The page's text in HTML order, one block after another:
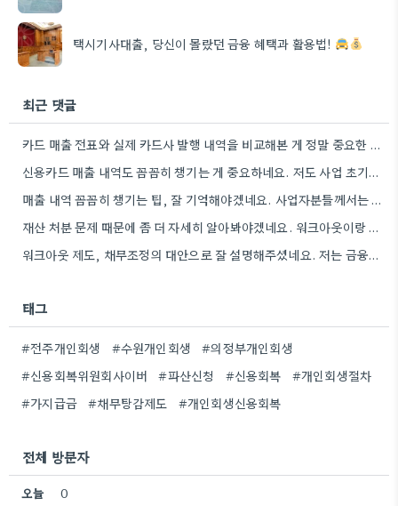
택시기사대출, 당신이 몰랐던 금융 혜택과 활용법!
최근 댓글
카드 매출 전표와 실제 카드사 발행 내역을 비교해본 게 정말 중요한 포인트였네요. 소득을 정확하게 계산하는…
신용카드 매출 내역도 꼼꼼히 챙기는 게 중요하네요. 저도 사업 초기때 비슷한 경험이 있어서, 작은 돈이라도…
매출 내역 꼼꼼히 챙기는 팁, 잘 기억해야겠네요. 사업자분들께서는 특히 세금 계산서 기록을 꼼꼼히 해야 하는…
재산 처분 문제 때문에 좀 더 자세히 알아봐야겠네요. 워크아웃이랑 비교하면서 고려해야 할 사항이 많아 보입니다.
워크아웃 제도, 채무조정의 대안으로 잘 설명해주셨네요. 저는 금융기관과의 협의를 통해 이자율을 낮추는 부분이 가장 매력적으로…
태그
#전주개인회생 #수원개인회생
#의정부개인회생
#신용회복위원회사이버
#파산신청 #신용회복
#개인회생절차
#가지급금
#채무탕감제도 #개인회생신용회복
전체 방문자
오늘 0